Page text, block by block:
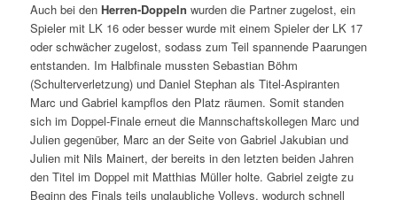
Auch bei den Herren-Doppeln wurden die Partner zugelost, ein
Spieler mit LK 16 oder besser wurde mit einem Spieler der LK 17
oder schwächer zugelost, sodass zum Teil spannende Paarungen
entstanden. Im Halbfinale mussten Sebastian Böhm
(Schulterverletzung) und Daniel Stephan als Titel-Aspiranten
Marc und Gabriel kampflos den Platz räumen. Somit standen
sich im Doppel-Finale erneut die Mannschaftskollegen Marc und
Julien gegenüber, Marc an der Seite von Gabriel Jakubian und
Julien mit Nils Mainert, der bereits in den letzten beiden Jahren
den Titel im Doppel mit Matthias Müller holte. Gabriel zeigte zu
Beginn des Finals teils unglaubliche Volleys, wodurch schnell